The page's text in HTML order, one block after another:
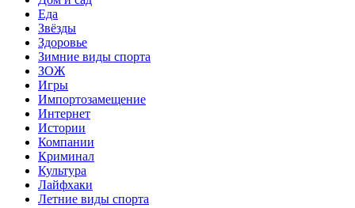
Еда
Звёзды
Здоровье
Зимние виды спорта
ЗОЖ
Игры
Импортозамещение
Интернет
Истории
Компании
Криминал
Культура
Лайфхаки
Летние виды спорта